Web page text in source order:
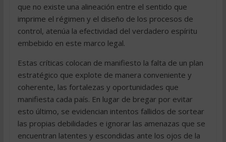
que no existe una alineación entre el sentido que
imprime el régimen y el diseño de los procesos de
control, atenúa la efectividad del verdadero espíritu
embebido en este marco legal.
Estas críticas colocan de manifiesto la falta de un plan
estratégico que explote de manera conveniente y
coherente, las fortalezas y oportunidades que
manifiesta cada país. En lugar de bregar por evitar
esto último, se evidencian intentos fallidos de sortear
las propias debilidades e ignorar las amenazas que se
encuentran latentes y escondidas ante los ojos de la